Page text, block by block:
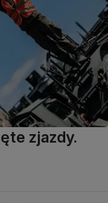
zjazdy.